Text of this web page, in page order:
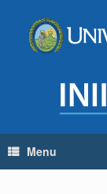
content
Menu